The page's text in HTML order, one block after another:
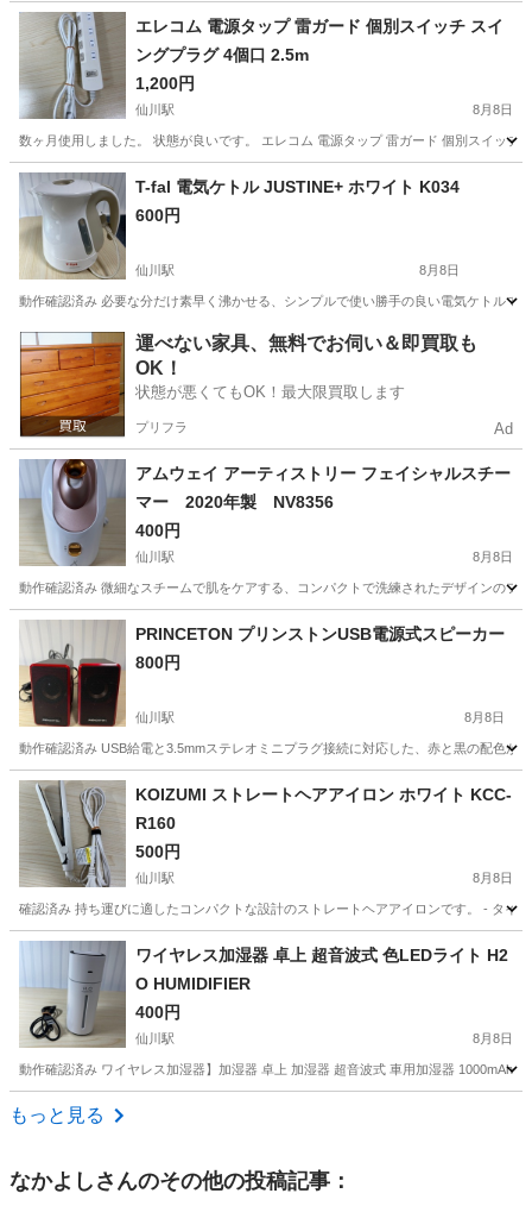
神奈川 藤沢市 その他
エレコム 電源タップ 雷ガード 個別スイッチ スイ
ングプラグ 4個口 2.5m
1,200円
仙川駅 8月8日
数ヶ月使用しました。 状態が良いです。 エレコム 電源タップ 雷ガード 個別スイッ
東京 調布市 仙川駅 生活家電
T-fal 電気ケトル JUSTINE+ ホワイト K034
600円
仙川駅 8月8日
動作確認済み 必要な分だけ素早く沸かせる、シンプルで使い勝手の良い電気ケトルで
東京 調布市 仙川駅 キッチン家電
運べない家具、無料でお伺い＆即買取も
OK！
状態が悪くてもOK！最大限買取します
プリフラ Ad
アムウェイ アーティストリー フェイシャルスチー
マー 2020年製 NV8356
400円
仙川駅 8月8日
動作確認済み 微細なスチームで肌をケアする、コンパクトで洗練されたデザインの
東京 調布市 美容家電
PRINCETON プリンストンUSB電源式スピーカー
800円
仙川駅 8月8日
動作確認済み USB給電と3.5mmステレオミニプラグ接続に対応した、赤と黒の配色
東京 調布市 オーディオ
KOIZUMI ストレートヘアアイロン ホワイト KCC-
R160
500円
仙川駅 8月8日
確認済み 持ち運びに適したコンパクトな設計のストレートヘアアイロンです。 - タイ
東京 調布市 仙川駅 美容家電
ワイヤレス加湿器 卓上 超音波式 色LEDライト H2
O HUMIDIFIER
400円
仙川駅 8月8日
動作確認済み ワイヤレス加湿器】加湿器 卓上 加湿器 超音波式 車用加湿器 1000mAh
東京 調布市
もっと見る
なかよし さんのその他の投稿記事：